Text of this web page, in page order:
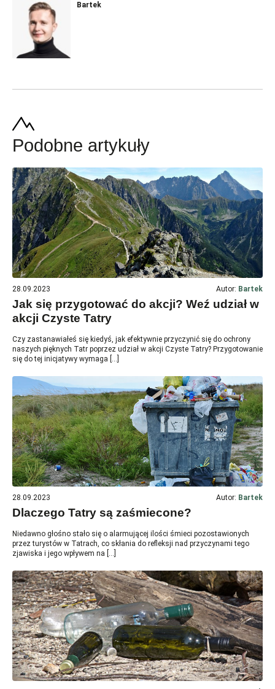
Bartek
Podobne artykuły
28.09.2023 Autor: Bartek
Jak się przygotować do akcji? Weź udział w
akcji Czyste Tatry
Czy zastanawiałeś się kiedyś, jak efektywnie przyczynić się do ochrony
naszych pięknych Tatr poprzez udział w akcji Czyste Tatry? Przygotowanie
się do tej inicjatywy wymaga […]
28.09.2023 Autor: Bartek
Dlaczego Tatry są zaśmiecone?
Niedawno głośno stało się o alarmującej ilości śmieci pozostawionych
przez turystów w Tatrach, co skłania do refleksji nad przyczynami tego
zjawiska i jego wpływem na […]